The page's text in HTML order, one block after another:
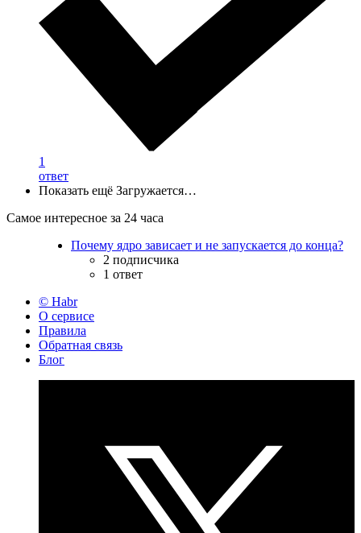
1
ответ
Показать ещё Загружается…
Самое интересное за 24 часа
Почему ядро зависает и не запускается до конца?
2 подписчика
1 ответ
© Habr
О сервисе
Правила
Обратная связь
Блог